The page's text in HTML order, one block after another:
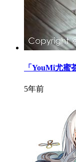
「YouMi尤蜜
5年前